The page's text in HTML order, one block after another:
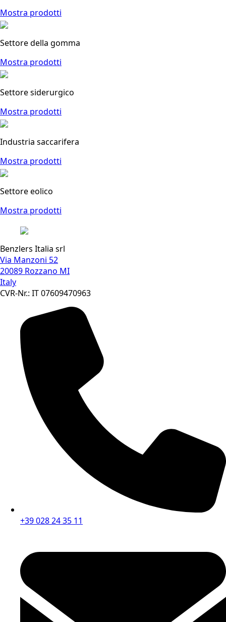
Mostra prodotti
Settore della gomma
Mostra prodotti
Settore siderurgico
Mostra prodotti
Industria saccarifera
Mostra prodotti
Settore eolico
Mostra prodotti
Benzlers Italia srl
Via Manzoni 52
20089 Rozzano MI
Italy
CVR-Nr.: IT 07609470963
+39 028 24 35 11